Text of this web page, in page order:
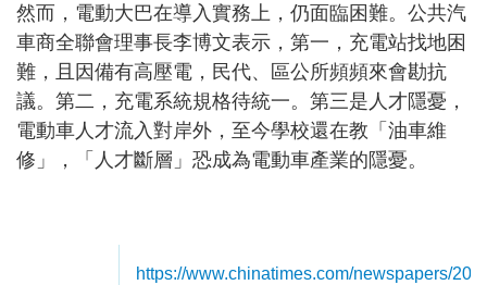
然而，電動大巴在導入實務上，仍面臨困難。公共汽
車商全聯會理事長李博文表示，第一，充電站找地困
難，且因備有高壓電，民代、區公所頻頻來會勘抗
議。第二，充電系統規格待統一。第三是人才隱憂，
電動車人才流入對岸外，至今學校還在教「油車維
修」，「人才斷層」恐成為電動車產業的隱憂。
https://www.chinatimes.com/newspapers/